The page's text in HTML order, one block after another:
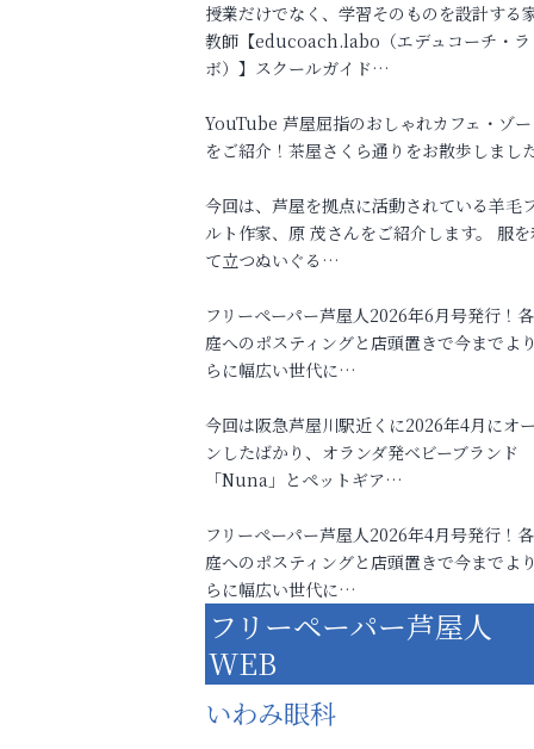
授業だけでなく、学習そのものを設計する
教師【educoach.labo（エデュコーチ・ラ
ボ）】スクールガイド…
YouTube 芦屋屈指のおしゃれカフェ・ゾ
をご紹介！茶屋さくら通りをお散歩しまし
今回は、芦屋を拠点に活動されている羊毛
ルト作家、原 茂さんをご紹介します。 服を
て立つぬいぐる…
フリーペーパー芦屋人2026年6月号発行！
庭へのポスティングと店頭置きで今までよ
らに幅広い世代に…
今回は阪急芦屋川駅近くに2026年4月にオ
ンしたばかり、オランダ発ベビーブランド
「Nuna」とペットギア…
フリーペーパー芦屋人2026年4月号発行！
庭へのポスティングと店頭置きで今までよ
らに幅広い世代に…
フリーペーパー芦屋人
WEB
いわみ眼科